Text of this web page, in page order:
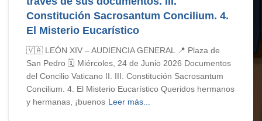
Constitución Sacrosantum Concilium. 4.
El Misterio Eucarístico
🇻🇦 LEÓN XIV – AUDIENCIA GENERAL 📍 Plaza de
San Pedro 🗓️ Miércoles, 24 de Junio 2026 Documentos
del Concilio Vaticano II. III. Constitución Sacrosantum
Concilium. 4. El Misterio Eucarístico Queridos hermanos
y hermanas, ¡buenos Leer más...